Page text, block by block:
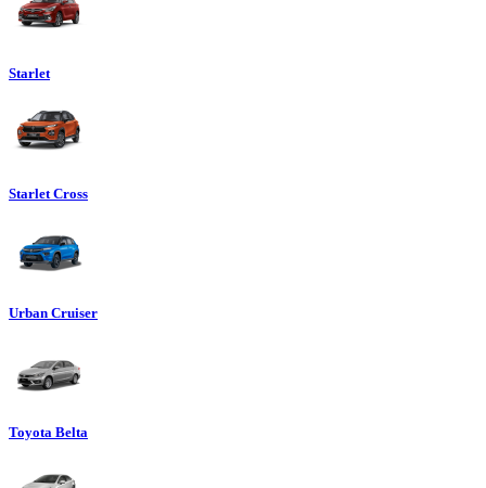
Starlet
Starlet Cross
Urban Cruiser
Toyota Belta